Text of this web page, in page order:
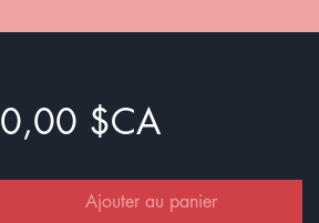
0,00 $CAPrix
Ajouter au panier